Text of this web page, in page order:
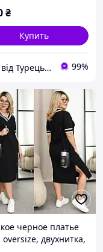
₴
Купить
Одяг від Турецьких виробників. Магазин Radda 99%
черное платье
двухнитка,